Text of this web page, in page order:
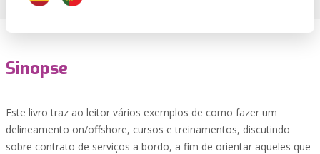
Sinopse
Este livro traz ao leitor vários exemplos de como fazer um
delineamento on/offshore, cursos e treinamentos, discutindo
sobre contrato de serviços a bordo, a fim de orientar aqueles que